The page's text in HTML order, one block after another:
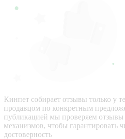
Кинпет собирает отзывы только у
продавцом по конкретным
публикацией мы проверяем
механизмов, чтобы гарантировать
достоверность